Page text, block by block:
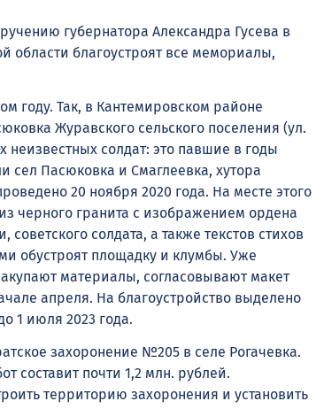
губернатора Александра Гусева в
области благоустроят все мемориалы,
году. Так, в Кантемировском районе
Журавского сельского поселения (ул.
неизвестных солдат: это павшие в годы
сел Пасюковка и Смаглеевка, хутора
20 ноября 2020 года. На месте этого
черного гранита с изображением ордена
солдата, а также текстов стихов
обустроят площадку и клумбы. Уже
материалы, согласовывают макет
апреля. На благоустройство выделено
1 июля 2023 года.
захоронение №205 в селе Рогачевка.
составит почти 1,2 млн. рублей.
территорию захоронения и установить